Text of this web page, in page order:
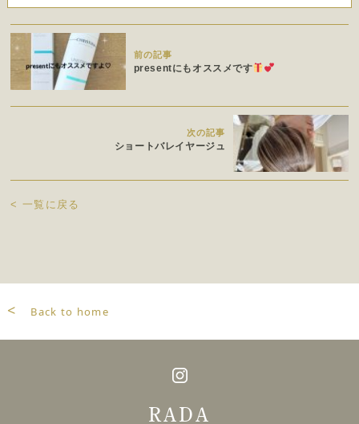
前の記事
presentにもオススメです
次の記事
ショートバレイヤージュ
< 一覧に戻る
< Back to home
RADA